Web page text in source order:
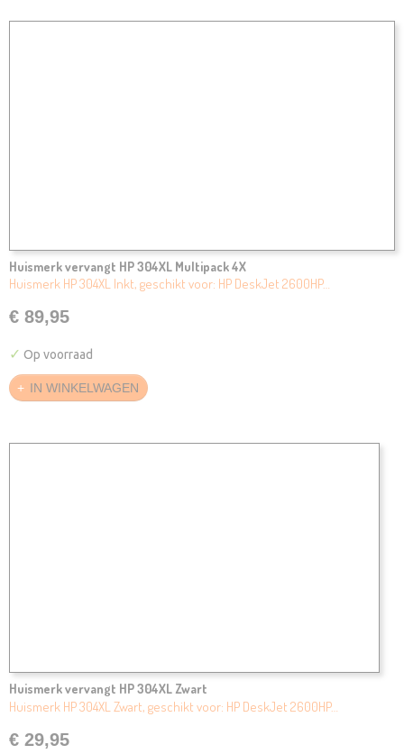
Huismerk vervangt HP 304XL Multipack 4X
Huismerk HP 304XL Inkt, geschikt voor: HP DeskJet 2600HP…
€ 89,95
✓ Op voorraad
IN WINKELWAGEN
Huismerk vervangt HP 304XL Zwart
Huismerk HP 304XL Zwart, geschikt voor: HP DeskJet 2600HP…
€ 29,95